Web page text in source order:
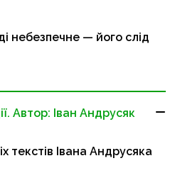
небезпечне — його слід
Автор: Іван Андрусяк
текстів Івана Андрусяка